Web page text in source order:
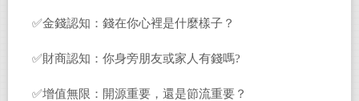
✅金錢認知：錢在你心裡是什麼樣子？
✅財商認知：你身旁朋友或家人有錢嗎?
✅增值無限：開源重要，還是節流重要？